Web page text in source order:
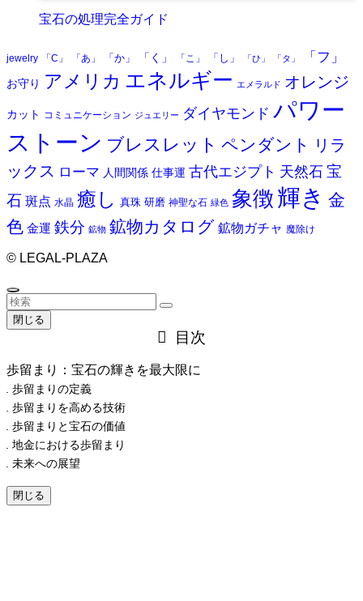
宝石の処理完全ガイド
jewelry 「C」 「あ」 「か」 「く」 「こ」 「し」 「ひ」 「タ」 「フ」
お守り アメリカ エネルギー エメラルド オレンジ
カット コミュニケーション ジュエリー ダイヤモンド パワー
ストーン ブレスレット ペンダント
リラ
ックス ローマ 人間関係 仕事運 古代エジプト 天然石 宝
石 斑点 水晶 癒し 真珠 研磨 神聖な石 緑色 象徴 輝き 金
色 金運 鉄分 鉱物 鉱物カタログ 鉱物ガチャ 魔除け
© LEGAL-PLAZA
閉じる
目次
歩留まり：宝石の輝きを最大限に
歩留まりの定義
歩留まりを高める技術
歩留まりと宝石の価値
地金における歩留まり
未来への展望
閉じる